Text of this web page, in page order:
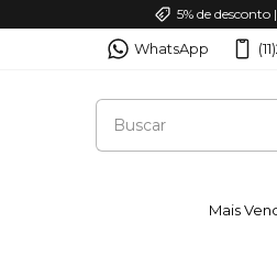
5% de
WhatsApp
Mais